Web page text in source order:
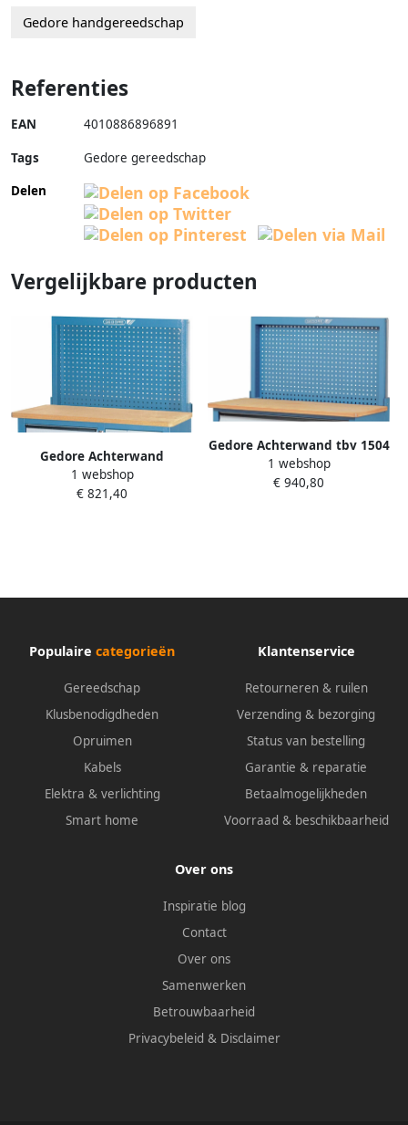
Gedore handgereedschap
Referenties
EAN 4010886896891
Tags
Gedore gereedschap
Delen
Vergelijkbare producten
Gedore Achterwand
inzinkbaar 6623800
1 webshop
€ 821,40
Gedore Achterwand tbv 1504
XL 2251787
1 webshop
€ 940,80
Populaire categorieën
Gereedschap
Klusbenodigdheden
Opruimen
Kabels
Elektra & verlichting
Smart home
Klantenservice
Retourneren & ruilen
Verzending & bezorging
Status van bestelling
Garantie & reparatie
Betaalmogelijkheden
Voorraad & beschikbaarheid
Over ons
Inspiratie blog
Contact
Over ons
Samenwerken
Betrouwbaarheid
Privacybeleid & Disclaimer